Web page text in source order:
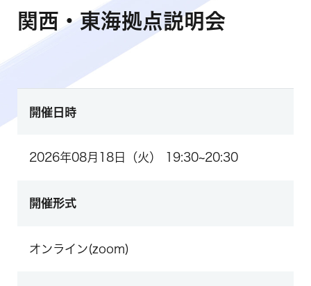
関西・東海拠点説明会
開催日時
2026年08月18日（火） 19:30~20:30
開催形式
オンライン(zoom)